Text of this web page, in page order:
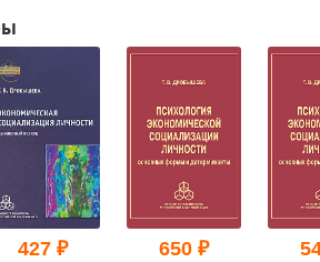
427 ₽ 650 ₽